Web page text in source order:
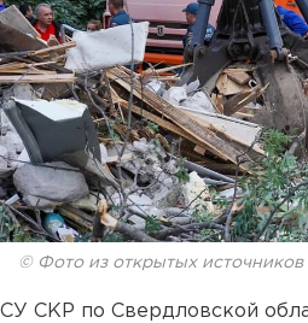
© Фото из открытых источников
СУ СКР по Свердловской